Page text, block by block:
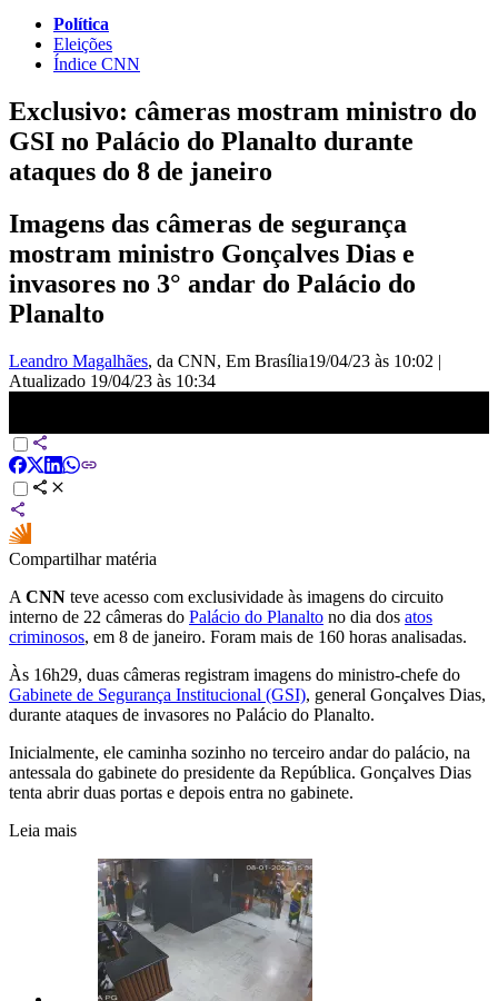
Política
Eleições
Índice CNN
Exclusivo: câmeras mostram ministro do
GSI no Palácio do Planalto durante
ataques do 8 de janeiro
Imagens das câmeras de segurança
mostram ministro Gonçalves Dias e
invasores no 3° andar do Palácio do
Planalto
Leandro Magalhães, da CNN, Em Brasília19/04/23 às 10:02 |
Atualizado 19/04/23 às 10:34
Compartilhar matéria
A CNN teve acesso com exclusividade às imagens do circuito
interno de 22 câmeras do Palácio do Planalto no dia dos atos
criminosos, em 8 de janeiro. Foram mais de 160 horas analisadas.
Às 16h29, duas câmeras registram imagens do ministro-chefe do
Gabinete de Segurança Institucional (GSI), general Gonçalves Dias,
durante ataques de invasores no Palácio do Planalto.
Inicialmente, ele caminha sozinho no terceiro andar do palácio, na
antessala do gabinete do presidente da República. Gonçalves Dias
tenta abrir duas portas e depois entra no gabinete.
Leia mais